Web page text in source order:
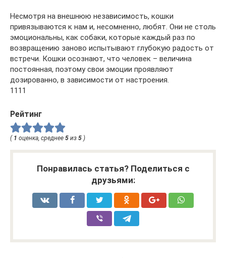
Несмотря на внешнюю независимость, кошки
привязываются к нам и, несомненно, любят. Они не столь
эмоциональны, как собаки, которые каждый раз по
возвращению заново испытывают глубокую радость от
встречи. Кошки осознают, что человек – величина
постоянная, поэтому свои эмоции проявляют
дозированно, в зависимости от настроения.
1111
Рейтинг
( 1 оценка, среднее 5 из 5 )
Понравилась статья? Поделиться с
друзьями: